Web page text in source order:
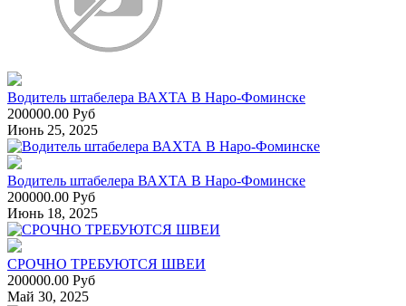
Водитель штабелера ВАХТА В Наро-Фоминске
200000.00 Руб
Июнь 25, 2025
Водитель штабелера ВАХТА В Наро-Фоминске
200000.00 Руб
Июнь 18, 2025
СРОЧНО ТРЕБУЮТСЯ ШВЕИ
200000.00 Руб
Май 30, 2025